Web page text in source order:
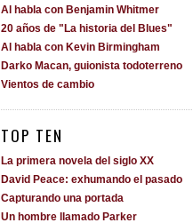
Al habla con Benjamin Whitmer
20 años de "La historia del Blues"
Al habla con Kevin Birmingham
Darko Macan, guionista todoterreno
Vientos de cambio
TOP TEN
La primera novela del siglo XX
David Peace: exhumando el pasado
Capturando una portada
Un hombre llamado Parker